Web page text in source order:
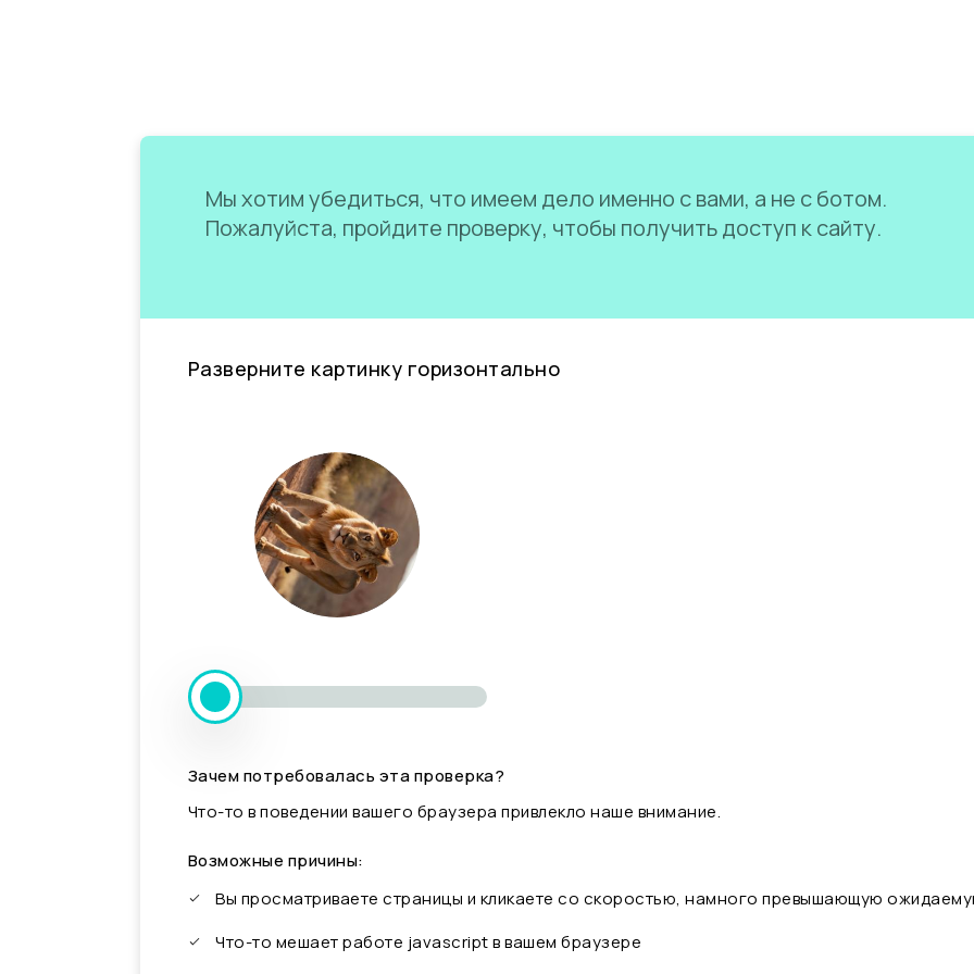
Мы хотим убедиться, что имеем дело именно с вами, а не с ботом.
Пожалуйста, пройдите проверку, чтобы получить доступ к сайту.
Разверните картинку горизонтально
Зачем потребовалась эта проверка?
Что-то в поведении вашего браузера привлекло наше внимание.
Возможные причины:
Вы просматриваете страницы и кликаете со скоростью, намного превышающую
Что-то мешает работе javascript в вашем браузере